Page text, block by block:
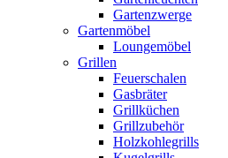
Gartenzwerge
Gartenmöbel
Loungemöbel
Grillen
Feuerschalen
Gasbräter
Grillküchen
Grillzubehör
Holzkohlegrills